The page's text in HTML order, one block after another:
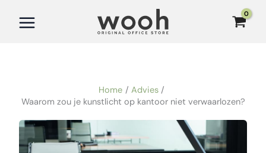
Home
Advies
Waarom zou je kunstlicht op kantoor niet verwaarlozen?